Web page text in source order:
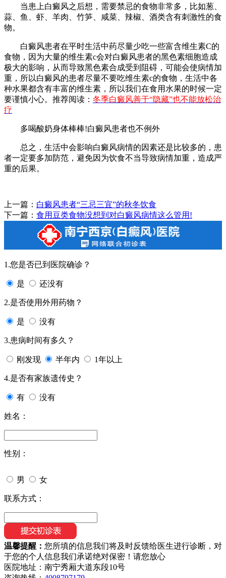
当患上白癜风之后想，需要禁忌的食物非常多，比如葱、
蒜、鱼、虾、羊肉、竹笋、咸菜、辣椒、酒类含有刺激性的食
物。
白癜风患者在平时生活中药尽量少吃一些富含维生素C的
食物，因为大量的维生素c会对白癜风患者的黑色素细胞造成
极大的影响，从而导致黑色素合成受到阻碍，可能会使病情加
重，所以白癜风的患者尽量不要吃维生素c的食物，生活中各
种水果都含有丰富的维生素，所以我们在食用水果的时候一定
要谨慎小心。推荐阅读： 冬季白癜风善于“隐藏”也不能放松治
疗
多喝酸奶身体棒棒!白癜风患者也不例外
总之，生活中会影响白癜风病情的因素还是比较多的，患
者一定要多加防范，避免因为饮食不当导致病情加重，造成严
重的后果。
上一篇： 白癜风患者“三忌三宜”的秋冬饮食
下一篇： 食用豆类食物没想到对白癜风病情这么管用!
1.您是否已到医院确诊？
是 还没有
2.是否使用外用药物？
是 没有
3.患病时间有多久？
刚发现 半年内 1年以上
4.是否有家族遗传史？
有 没有
姓名：
性别：
男 女
联系方式：
温馨提醒： 您所填的信息我们将及时反馈给医生进行诊断，对
于您的个人信息我们承诺绝对保密！请您放心
医院地址：南宁秀厢大道东段10号